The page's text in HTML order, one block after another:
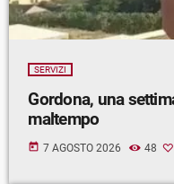
SERVIZI
Gordona, una
maltempo
today 7 AGOSTO 2026 48